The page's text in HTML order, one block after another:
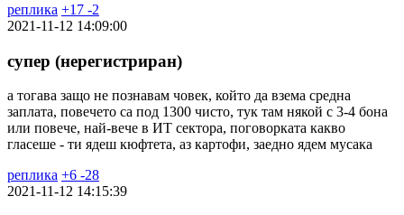
реплика +17 -2
2021-11-12 14:09:00
супер (нерегистриран)
а тогава защо не познавам човек, който да взема средна
заплата, повечето са под 1300 чисто, тук там някой с 3-4 бона
или повече, най-вече в ИТ сектора, поговорката какво
гласеше - ти ядеш кюфтета, аз картофи, заедно ядем мусака
реплика +6 -28
2021-11-12 14:15:39